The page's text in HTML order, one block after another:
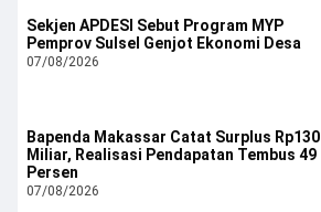
Sekjen APDESI Sebut Program MYP
Pemprov Sulsel Genjot Ekonomi Desa
07/08/2026
Bapenda Makassar Catat Surplus Rp130
Miliar, Realisasi Pendapatan Tembus 49
Persen
07/08/2026